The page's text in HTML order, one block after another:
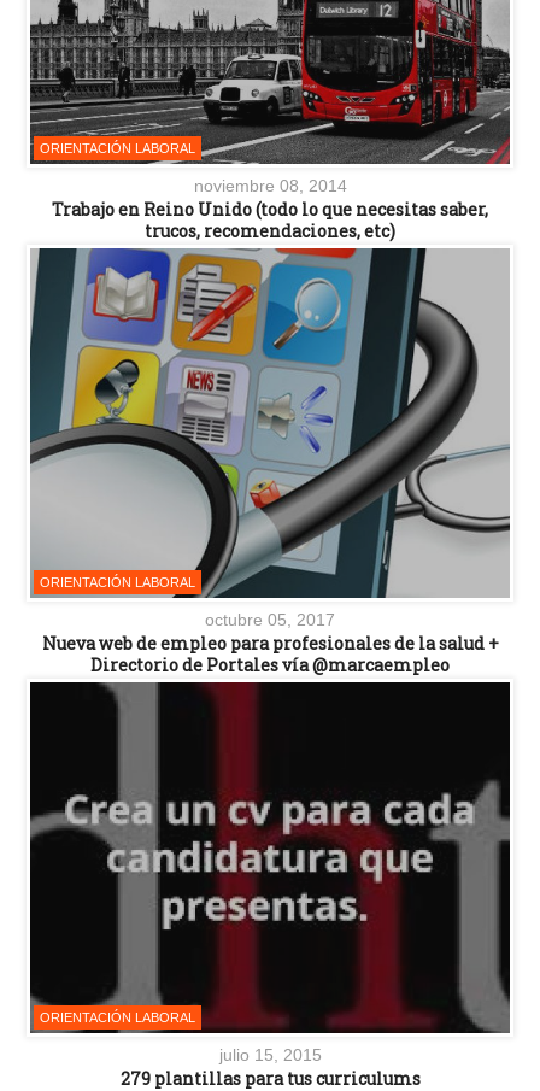
ORIENTACIÓN LABORAL
noviembre 08, 2014
Trabajo en Reino Unido (todo lo que necesitas saber,
trucos, recomendaciones, etc)
ORIENTACIÓN LABORAL
octubre 05, 2017
Nueva web de empleo para profesionales de la salud +
Directorio de Portales vía @marcaempleo
ORIENTACIÓN LABORAL
julio 15, 2015
279 plantillas para tus curriculums